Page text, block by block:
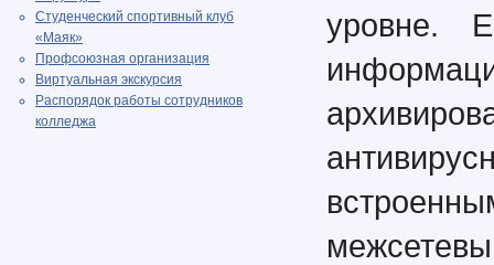
Студенческий спортивный клуб
«Маяк»
Профсоюзная организация
Виртуальная экскурсия
Распорядок работы сотрудников
колледжа
уровне.